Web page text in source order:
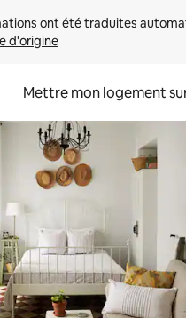
d'origine
Mettre mon logement